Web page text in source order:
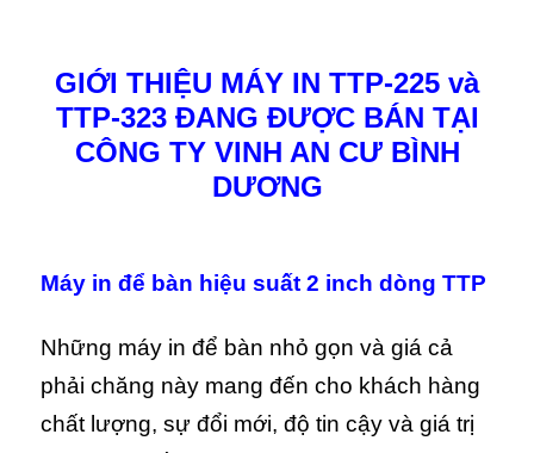
GIỚI THIỆU MÁY IN TTP-225 và
TTP-323 ĐANG ĐƯỢC BÁN TẠI
CÔNG TY VINH AN CƯ BÌNH
DƯƠNG
Máy in để bàn hiệu suất 2 inch dòng TTP
Những máy in để bàn nhỏ gọn và giá cả
phải chăng này mang đến cho khách hàng
chất lượng, sự đổi mới, độ tin cậy và giá trị